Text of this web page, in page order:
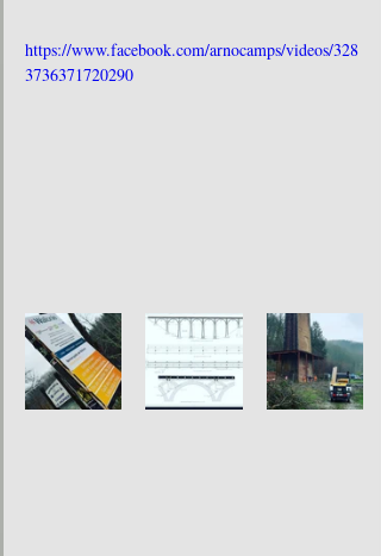
https://www.facebook.com/arnocamps/videos/328
3736371720290